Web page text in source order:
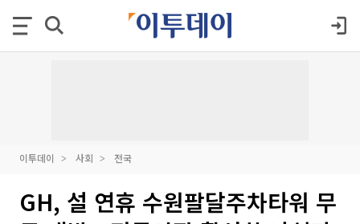
이투데이 사회 전국
GH, 설 연휴 수원팔달주차타워 무